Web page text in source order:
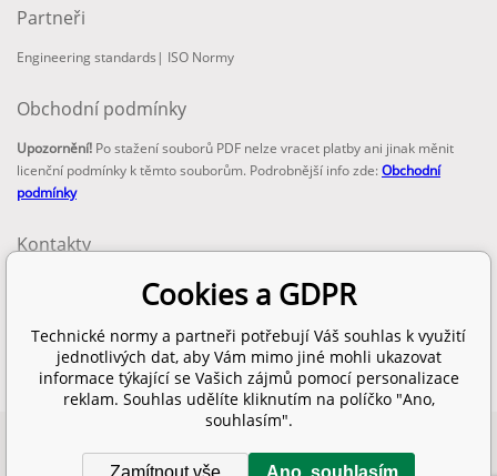
Partneři
Engineering standards | ISO Normy
Obchodní podmínky
Upozornění! Po stažení souborů PDF nelze vracet platby ani jinak měnit
licenční podmínky k těmto souborům. Podrobnější info zde:Obchodní
podmínky
Kontakty
info@technickenormy.cz
obchod@technickenormy.cz
Telefon:
+420 377 387 684
Cookies a GDPR
Technické normy a partneři potřebují Váš souhlas k využití
jednotlivých dat, aby Vám mimo jiné mohli ukazovat
informace týkající se Vašich zájmů pomocí personalizace
reklam. Souhlas udělíte kliknutím na políčko "Ano,
souhlasím".
Zamítnout vše Ano, souhlasím